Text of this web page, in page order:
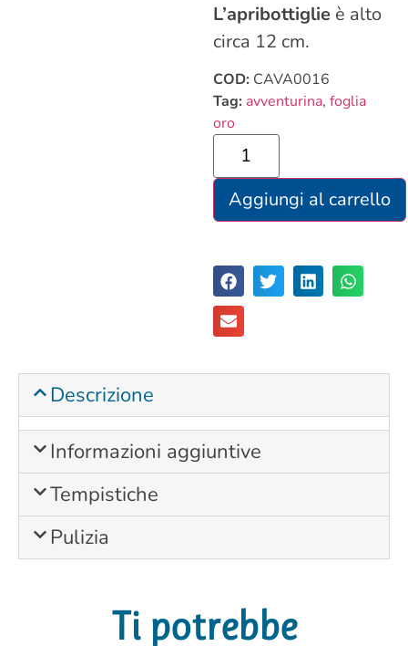
L’apribottiglie è alto
circa 12 cm.
COD: CAVA0016
Tag: avventurina, foglia
oro
Aggiungi al carrello
Descrizione
Informazioni aggiuntive
Tempistiche
Pulizia
Ti potrebbe